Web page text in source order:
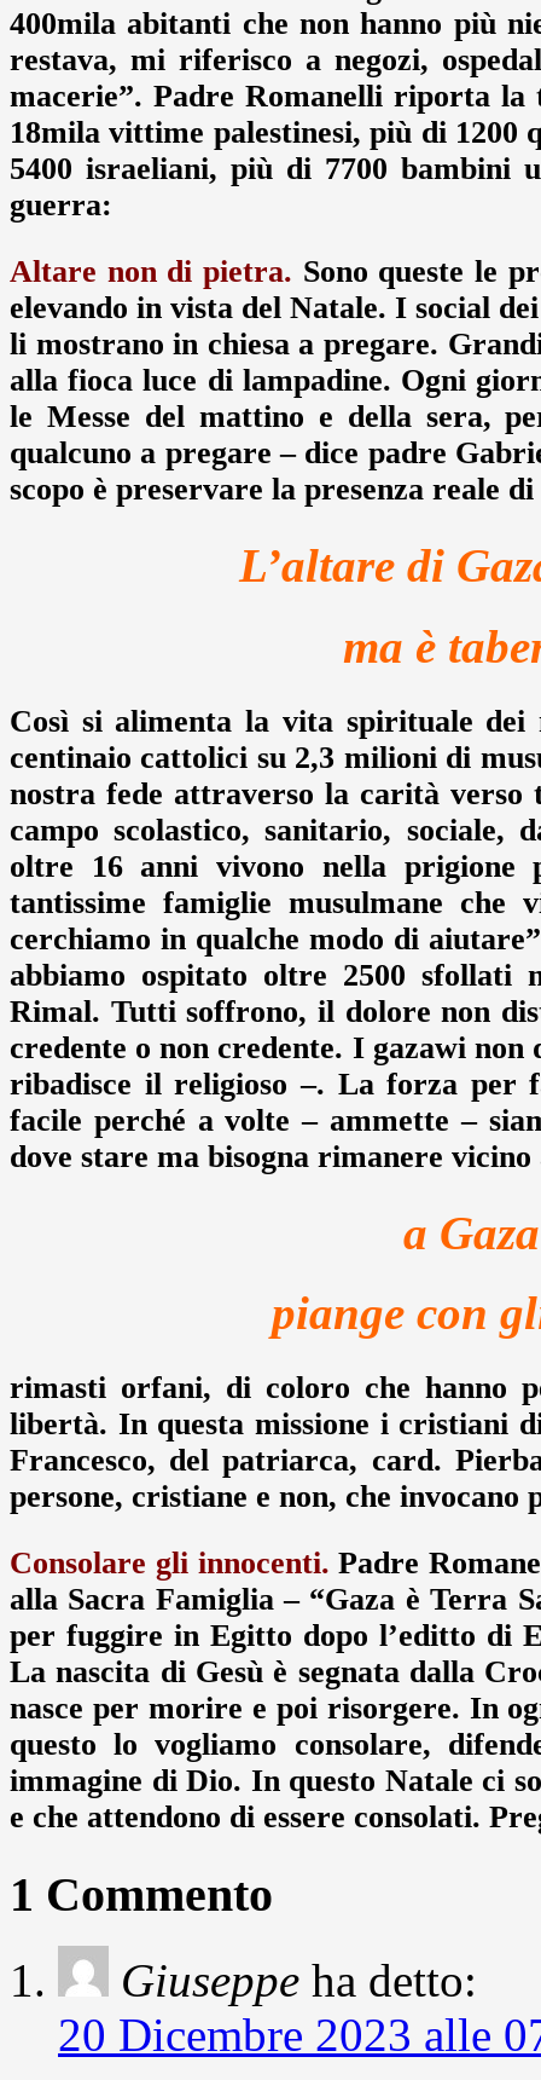
400mila abitanti che non hanno più
restava, mi riferisco a negozi,
macerie”. Padre Romanelli riporta
18mila vittime palestinesi, più di 1200
5400 israeliani, più di 7700 bambini
guerra:
Altare non di pietra. Sono queste le
elevando in vista del Natale. I social
li mostrano in chiesa a pregare.
alla fioca luce di lampadine. Ogni
le Messe del mattino e della sera,
qualcuno a pregare – dice padre
scopo è preservare la presenza reale di
L’altare di
ma è
Così si alimenta la vita spirituale
centinaio cattolici su 2,3 milioni di
nostra fede attraverso la carità verso
campo scolastico, sanitario, sociale,
oltre 16 anni vivono nella prigione
tantissime famiglie musulmane che
cerchiamo in qualche modo di
abbiamo ospitato oltre 2500 sfollati
Rimal. Tutti soffrono, il dolore non
credente o non credente. I gazawi non
ribadisce il religioso –. La forza per
facile perché a volte – ammette –
dove stare ma bisogna rimanere
a
piange con
rimasti orfani, di coloro che hanno
libertà. In questa missione i cristiani
Francesco, del patriarca, card.
persone, cristiane e non, che invocano
Consolare gli innocenti. Padre
alla Sacra Famiglia – “Gaza è Terra
per fuggire in Egitto dopo l’editto di
La nascita di Gesù è segnata dalla
nasce per morire e poi risorgere. In
questo lo vogliamo consolare,
immagine di Dio. In questo Natale ci
e che attendono di essere consolati.
1 Commento
Giuseppe ha detto:
20 Dicembre 2023 alle